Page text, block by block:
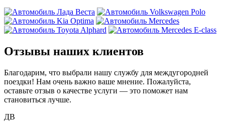
Отзывы наших клиентов
Благодарим, что выбрали нашу службу для междугородней
поездки! Нам очень важно ваше мнение. Пожалуйста,
оставьте отзыв о качестве услуги — это поможет нам
становиться лучше.
ДВ